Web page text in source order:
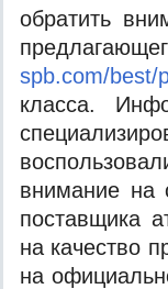
обратить
spb.com/best/
класса.
внимание на
поставщика
на качество
на